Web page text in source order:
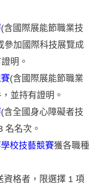
(含國際展能節職業技
參加國際科技展覽成
明。
(含國際展能節職業
並持有證明。
(含全國身心障礙者技
名名次。
校技藝競賽獲各職種
資格者，限選擇 1 項